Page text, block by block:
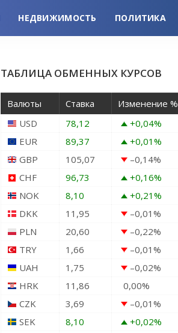
НЕДВИЖИМОСТЬ ПОЛИТИКА
ТАБЛИЦА ОБМЕННЫХ КУРСОВ
Валюты Ставка
Изменение %
USD
78,12 +0,04%
EUR
89,37 +0,01%
GBP
105,07 –0,14%
CHF
96,73 +0,16%
NOK
8,10 +0,21%
DKK
11,95 –0,01%
PLN
20,60 –0,22%
TRY
1,66 –0,01%
UAH
1,75 –0,02%
HRK
11,86 0,00%
CZK
3,69 –0,01%
SEK
8,10 +0,02%